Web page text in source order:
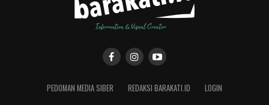
PEDOMAN MEDIA SIBER REDAKSI BARAKATI.ID LOGIN